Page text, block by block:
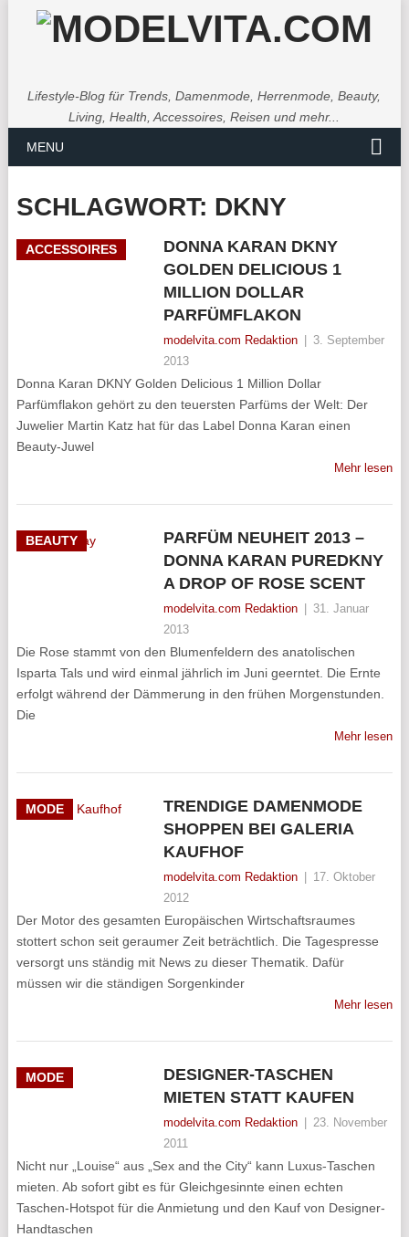
Lifestyle-Blog für Trends, Damenmode, Herrenmode, Beauty,
Living, Health, Accessoires, Reisen und mehr...
MENU
SCHLAGWORT: DKNY
ACCESSOIRES
DONNA KARAN DKNY
GOLDEN DELICIOUS 1
MILLION DOLLAR
PARFÜMFLAKON
modelvita.com Redaktion
3. September
2013
Donna Karan DKNY Golden Delicious 1 Million Dollar
Parfümflakon gehört zu den teuersten Parfüms der Welt: Der
Juwelier Martin Katz hat für das Label Donna Karan einen
Beauty-Juwel
Mehr lesen
BEAUTY
PARFÜM NEUHEIT 2013 –
DONNA KARAN PUREDKNY
A DROP OF ROSE SCENT
modelvita.com Redaktion
31. Januar
2013
Die Rose stammt von den Blumenfeldern des anatolischen
Isparta Tals und wird einmal jährlich im Juni geerntet. Die Ernte
erfolgt während der Dämmerung in den frühen Morgenstunden.
Die
Mehr lesen
MODE
TRENDIGE DAMENMODE
SHOPPEN BEI GALERIA
KAUFHOF
modelvita.com Redaktion
17. Oktober
2012
Der Motor des gesamten Europäischen Wirtschaftsraumes
stottert schon seit geraumer Zeit beträchtlich. Die Tagespresse
versorgt uns ständig mit News zu dieser Thematik. Dafür
müssen wir die ständigen Sorgenkinder
Mehr lesen
MODE
DESIGNER-TASCHEN
MIETEN STATT KAUFEN
modelvita.com Redaktion
23. November
2011
Nicht nur „Louise“ aus „Sex and the City“ kann Luxus-Taschen
mieten. Ab sofort gibt es für Gleichgesinnte einen echten
Taschen-Hotspot für die Anmietung und den Kauf von Designer-
Handtaschen